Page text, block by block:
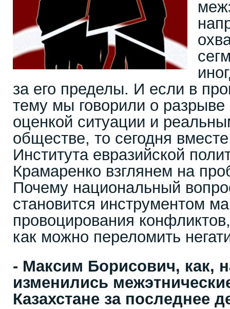
за его пределы. И если в
тему мы говорили о
оценкой ситуации и
обществе, то сегодня
Института евразийской
Крамаренко взглянем на
Почему национальный
становится инструментом
провоцирования
как можно переломить
- Максим Борисович, как,
изменились
Казахстане за последнее